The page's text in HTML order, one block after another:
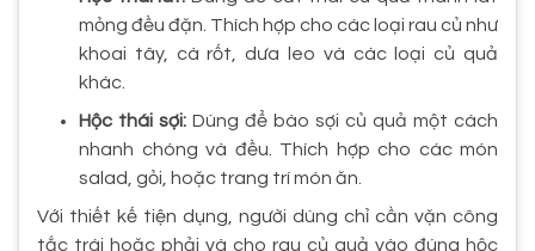
mỏng đều đặn. Thích hợp cho các loại rau củ như
khoai tây, cà rốt, dưa leo và các loại củ quả
khác.
Hộc thái sợi: Dùng để bào sợi củ quả một cách
nhanh chóng và đều. Thích hợp cho các món
salad, gỏi, hoặc trang trí món ăn.
Với thiết kế tiện dụng, người dùng chỉ cần vặn công
tắc trái hoặc phải và cho rau củ quả vào đúng hộc